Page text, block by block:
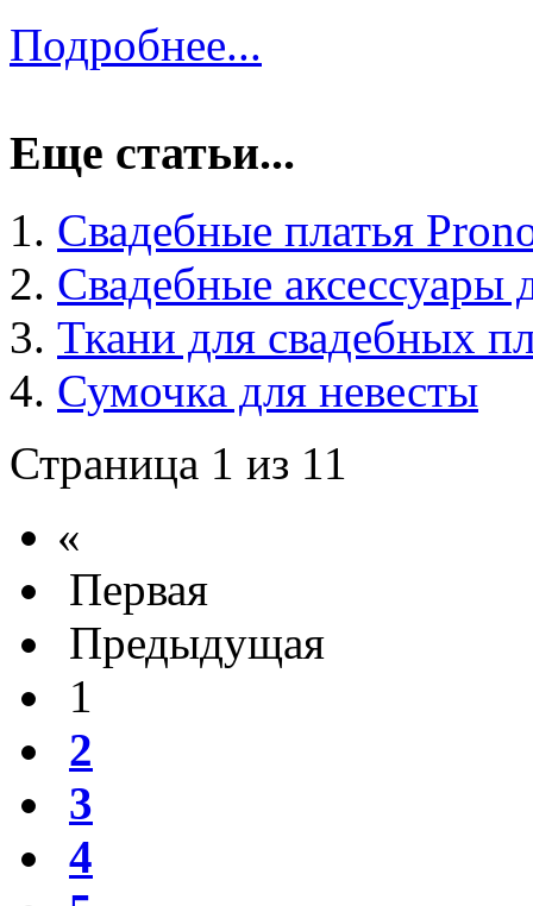
Подробнее...
Еще статьи...
Свадебные платья
Свадебные аксессуары
Ткани для свадебных
Сумочка для невесты
Страница 1 из 11
«
Первая
Предыдущая
1
2
3
4